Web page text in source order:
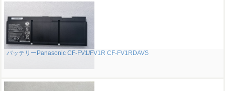
バッテリーPanasonic CF-FV1/FV1R CF-FV1RDAVS